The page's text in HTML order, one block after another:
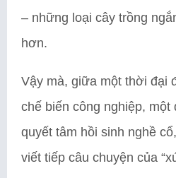
– những loại cây trồng
hơn.
Vậy mà, giữa một thời đại
chế biến công nghiệp, một
quyết tâm hồi sinh nghề
viết tiếp câu chuyện của